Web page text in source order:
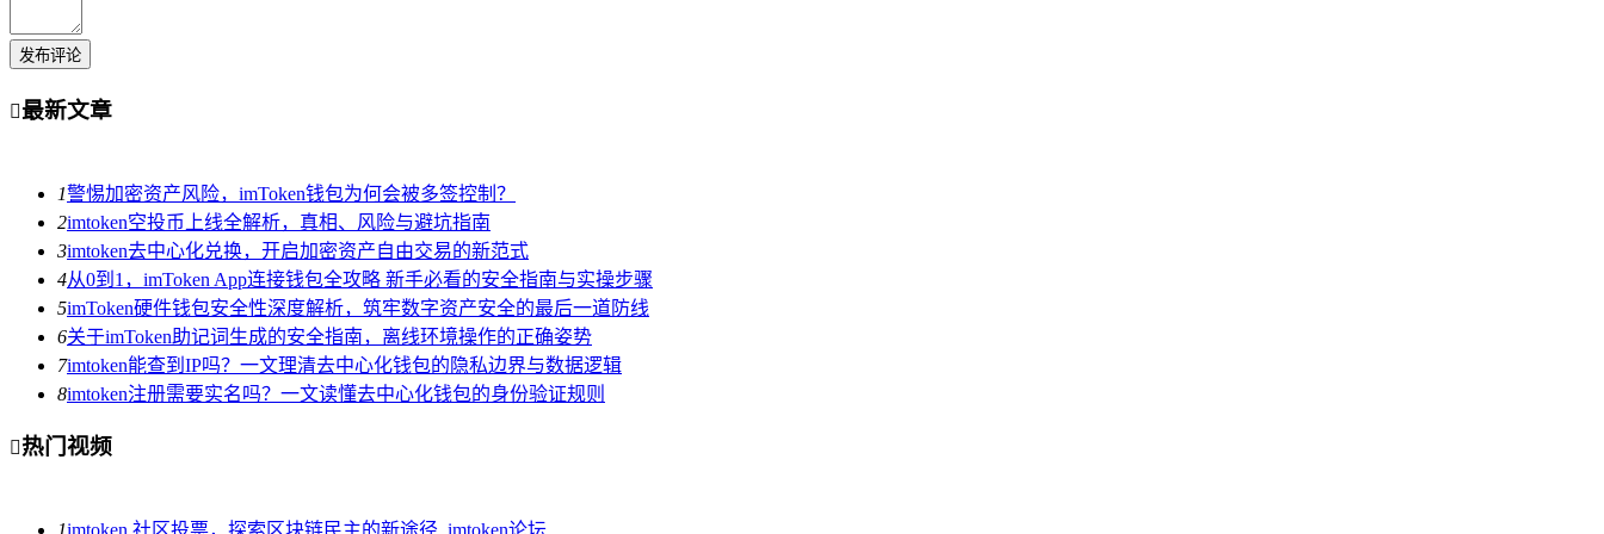
发布评论
最新文章
1警惕加密资产风险，imToken钱包为何会被多签控制？
2imtoken空投币上线全解析，真相、风险与避坑指南
3imtoken去中心化兑换，开启加密资产自由交易的新范式
4从0到1，imToken App连接钱包全攻略 新手必看的安全指南与实操步骤
5imToken硬件钱包安全性深度解析，筑牢数字资产安全的最后一道防线
6关于imToken助记词生成的安全指南，离线环境操作的正确姿势
7imtoken能查到IP吗？一文理清去中心化钱包的隐私边界与数据逻辑
8imtoken注册需要实名吗？一文读懂去中心化钱包的身份验证规则
热门视频
1imtoken 社区投票，探索区块链民主的新途径_imtoken论坛